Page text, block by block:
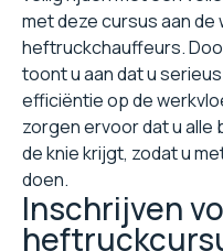
met deze cursus aan
heftruckchauffeurs.
toont u aan dat u
efficiëntie op de
zorgen ervoor dat u alle
de knie krijgt, zodat u
doen.
Inschrijven